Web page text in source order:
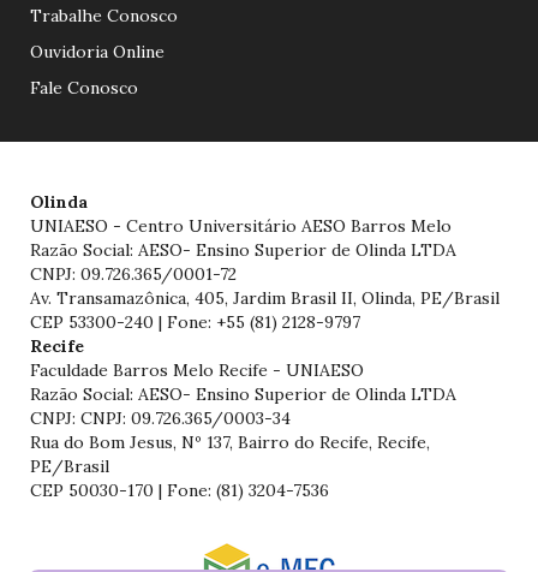
Trabalhe Conosco
Ouvidoria Online
Fale Conosco
Olinda
UNIAESO - Centro Universitário AESO Barros Melo
Razão Social: AESO- Ensino Superior de Olinda LTDA
CNPJ: 09.726.365/0001-72
Av. Transamazônica, 405, Jardim Brasil II, Olinda, PE/Brasil
CEP 53300-240 | Fone: +55 (81) 2128-9797
Recife
Faculdade Barros Melo Recife - UNIAESO
Razão Social: AESO- Ensino Superior de Olinda LTDA
CNPJ: CNPJ: 09.726.365/0003-34
Rua do Bom Jesus, Nº 137, Bairro do Recife, Recife,
PE/Brasil
CEP 50030-170 | Fone: (81) 3204-7536